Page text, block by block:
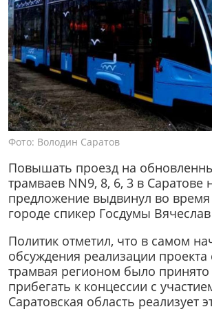
Фото: Володин Саратов
Повышать проезд на
трамваев NN9, 8, 6, 3 в Саратове
предложение выдвинул во
городе спикер Госдумы
Политик отметил, что в самом
обсуждения реализации проекта
трамвая регионом было
прибегать к концессии с
Саратовская область реализует